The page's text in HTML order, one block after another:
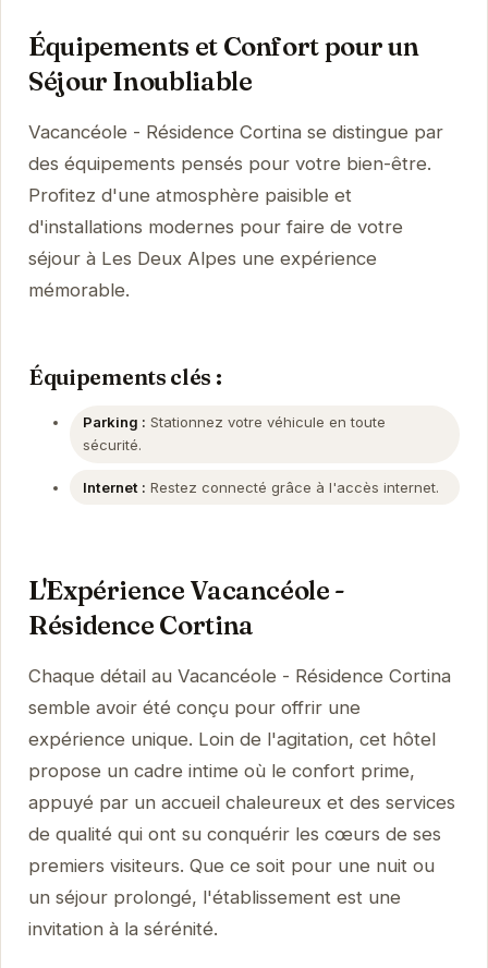
Équipements et Confort pour un
Séjour Inoubliable
Vacancéole - Résidence Cortina se distingue par
des équipements pensés pour votre bien-être.
Profitez d'une atmosphère paisible et
d'installations modernes pour faire de votre
séjour à Les Deux Alpes une expérience
mémorable.
Équipements clés :
Parking : Stationnez votre véhicule en toute
sécurité.
Internet : Restez connecté grâce à l'accès internet.
L'Expérience Vacancéole -
Résidence Cortina
Chaque détail au Vacancéole - Résidence Cortina
semble avoir été conçu pour offrir une
expérience unique. Loin de l'agitation, cet hôtel
propose un cadre intime où le confort prime,
appuyé par un accueil chaleureux et des services
de qualité qui ont su conquérir les cœurs de ses
premiers visiteurs. Que ce soit pour une nuit ou
un séjour prolongé, l'établissement est une
invitation à la sérénité.